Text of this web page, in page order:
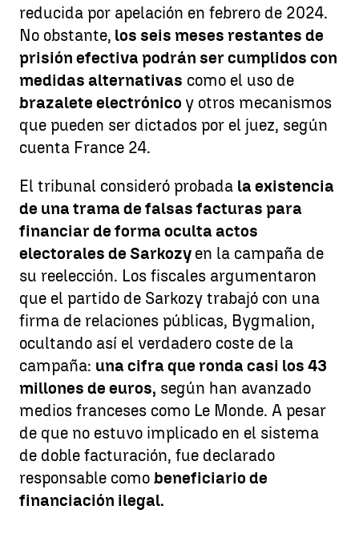
reducida por apelación en febrero de 2024.
No obstante, los seis meses restantes de
prisión efectiva podrán ser cumplidos con
medidas alternativas como el uso de
brazalete electrónico y otros mecanismos
que pueden ser dictados por el juez, según
cuenta France 24.
El tribunal consideró probada la existencia
de una trama de falsas facturas para
financiar de forma oculta actos
electorales de Sarkozy en la campaña de
su reelección. Los fiscales argumentaron
que el partido de Sarkozy trabajó con una
firma de relaciones públicas, Bygmalion,
ocultando así el verdadero coste de la
campaña: una cifra que ronda casi los 43
millones de euros, según han avanzado
medios franceses como Le Monde. A pesar
de que no estuvo implicado en el sistema
de doble facturación, fue declarado
responsable como beneficiario de
financiación ilegal.